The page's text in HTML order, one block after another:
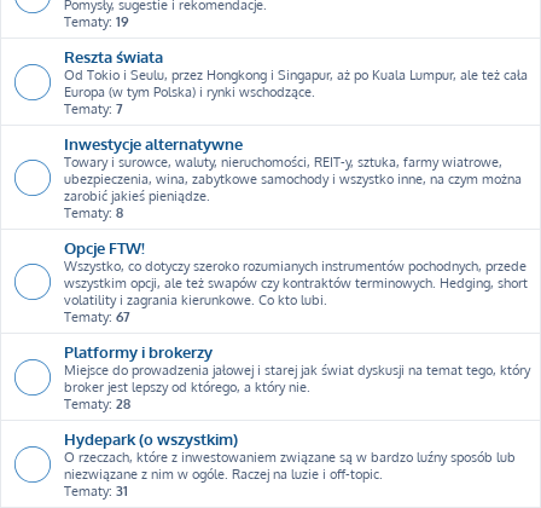
Pomysły, sugestie i rekomendacje.
Tematy: 19
Reszta świata
Od Tokio i Seulu, przez Hongkong i Singapur, aż po Kuala Lumpur, ale też cała
Europa (w tym Polska) i rynki wschodzące.
Tematy: 7
Inwestycje alternatywne
Towary i surowce, waluty, nieruchomości, REIT-y, sztuka, farmy wiatrowe,
ubezpieczenia, wina, zabytkowe samochody i wszystko inne, na czym można
zarobić jakieś pieniądze.
Tematy: 8
Opcje FTW!
Wszystko, co dotyczy szeroko rozumianych instrumentów pochodnych, przede
wszystkim opcji, ale też swapów czy kontraktów terminowych. Hedging, short
volatility i zagrania kierunkowe. Co kto lubi.
Tematy: 67
Platformy i brokerzy
Miejsce do prowadzenia jałowej i starej jak świat dyskusji na temat tego, który
broker jest lepszy od którego, a który nie.
Tematy: 28
Hydepark (o wszystkim)
O rzeczach, które z inwestowaniem związane są w bardzo luźny sposób lub
niezwiązane z nim w ogóle. Raczej na luzie i off-topic.
Tematy: 31